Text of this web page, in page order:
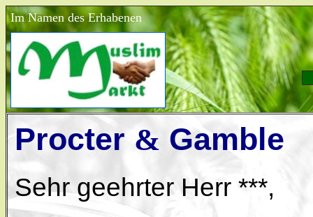
Im Namen des Erhabenen
Procter & Gamble
Sehr geehrter Herr ***,